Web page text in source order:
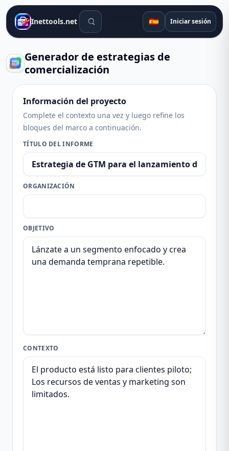
Inettools.net Herramientas de búsqueda
🇪🇸 Iniciar sesión
Generador de estrategias de
comercialización
Información del proyecto
Complete el contexto una vez y luego refine los
bloques del marco a continuación.
TÍTULO DEL INFORME
ORGANIZACIÓN
OBJETIVO
CONTEXTO